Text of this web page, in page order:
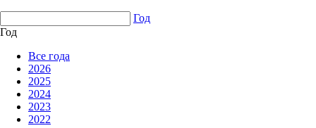
Год
Год
Все года
2026
2025
2024
2023
2022